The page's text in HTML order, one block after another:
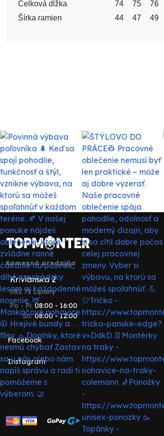
Celková dĺžka 74 75 76
Šírka ramien
44 47 49
Kamenná predajňa
Krivianska 2
082 71 Lipany
Po - Pi:
So:
08:00 - 16:00
08:00 - 12:00
Facebook
Instagram